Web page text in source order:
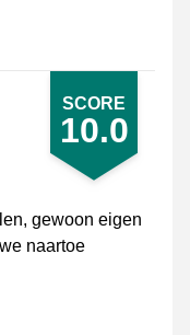
SCORE
10.0
gewoon eigen
naartoe